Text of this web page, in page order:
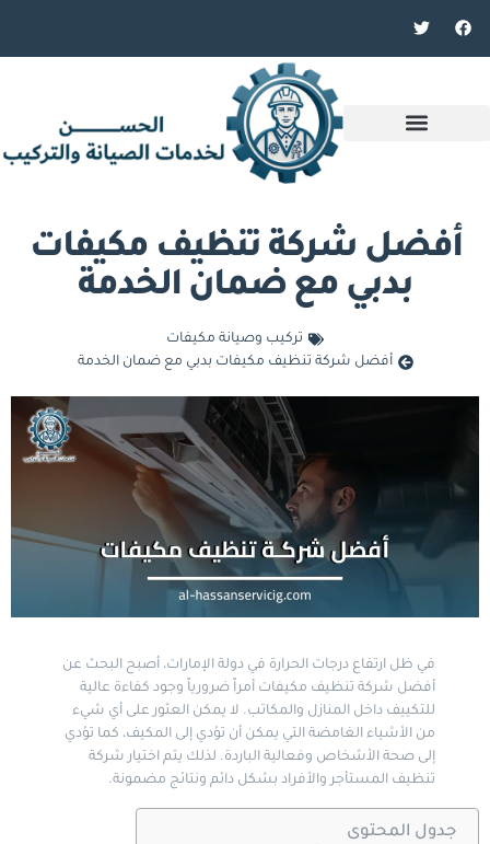
أفضل شركة تنظيف مكيفات
بدبي مع ضمان الخدمة
تركيب وصيانة مكيفات
أفضل شركة تنظيف مكيفات بدبي مع ضمان الخدمة
في ظل ارتفاع درجات الحرارة في دولة الإمارات، أصبح البحث عن
أفضل شركة تنظيف مكيفات أمراً ضرورياً وجود كفاءة عالية
للتكييف داخل المنازل والمكاتب. لا يمكن العثور على أي شيء
من الأشياء الغامضة التي يمكن أن تؤدي إلى المكيف، كما تؤدي
إلى صحة الأشخاص وفعالية الباردة. لذلك يتم اختيار شركة
تنظيف المستأجر والأفراد بشكل دائم ونتائج مضمونة.
جدول المحتوى